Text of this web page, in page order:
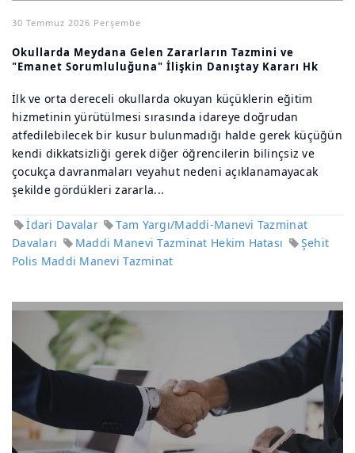
30 Temmuz 2026 Perşembe
Okullarda Meydana Gelen Zararların Tazmini ve
"Emanet Sorumluluğuna" İlişkin Danıştay Kararı Hk
İlk ve orta dereceli okullarda okuyan küçüklerin eğitim
hizmetinin yürütülmesi sırasında idareye doğrudan
atfedilebilecek bir kusur bulunmadığı halde gerek küçüğün
kendi dikkatsizliği gerek diğer öğrencilerin bilinçsiz ve
çocukça davranmaları veyahut nedeni açıklanamayacak
şekilde gördükleri zararla...
İdari Davalar
Tam Yargı/Maddi-Manevi Tazminat
Davaları
Maddi Manevi Tazminat Hekim Hatası
Şehit
Polis Maddi Manevi Tazminat